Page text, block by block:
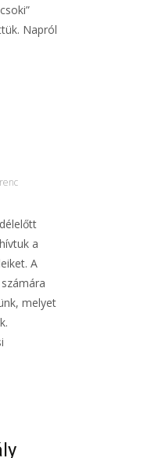
Napról
a
A
melyet